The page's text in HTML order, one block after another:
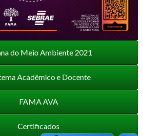
do Meio Ambiente 2021
Acadêmico e Docente
FAMA AVA
Certificados